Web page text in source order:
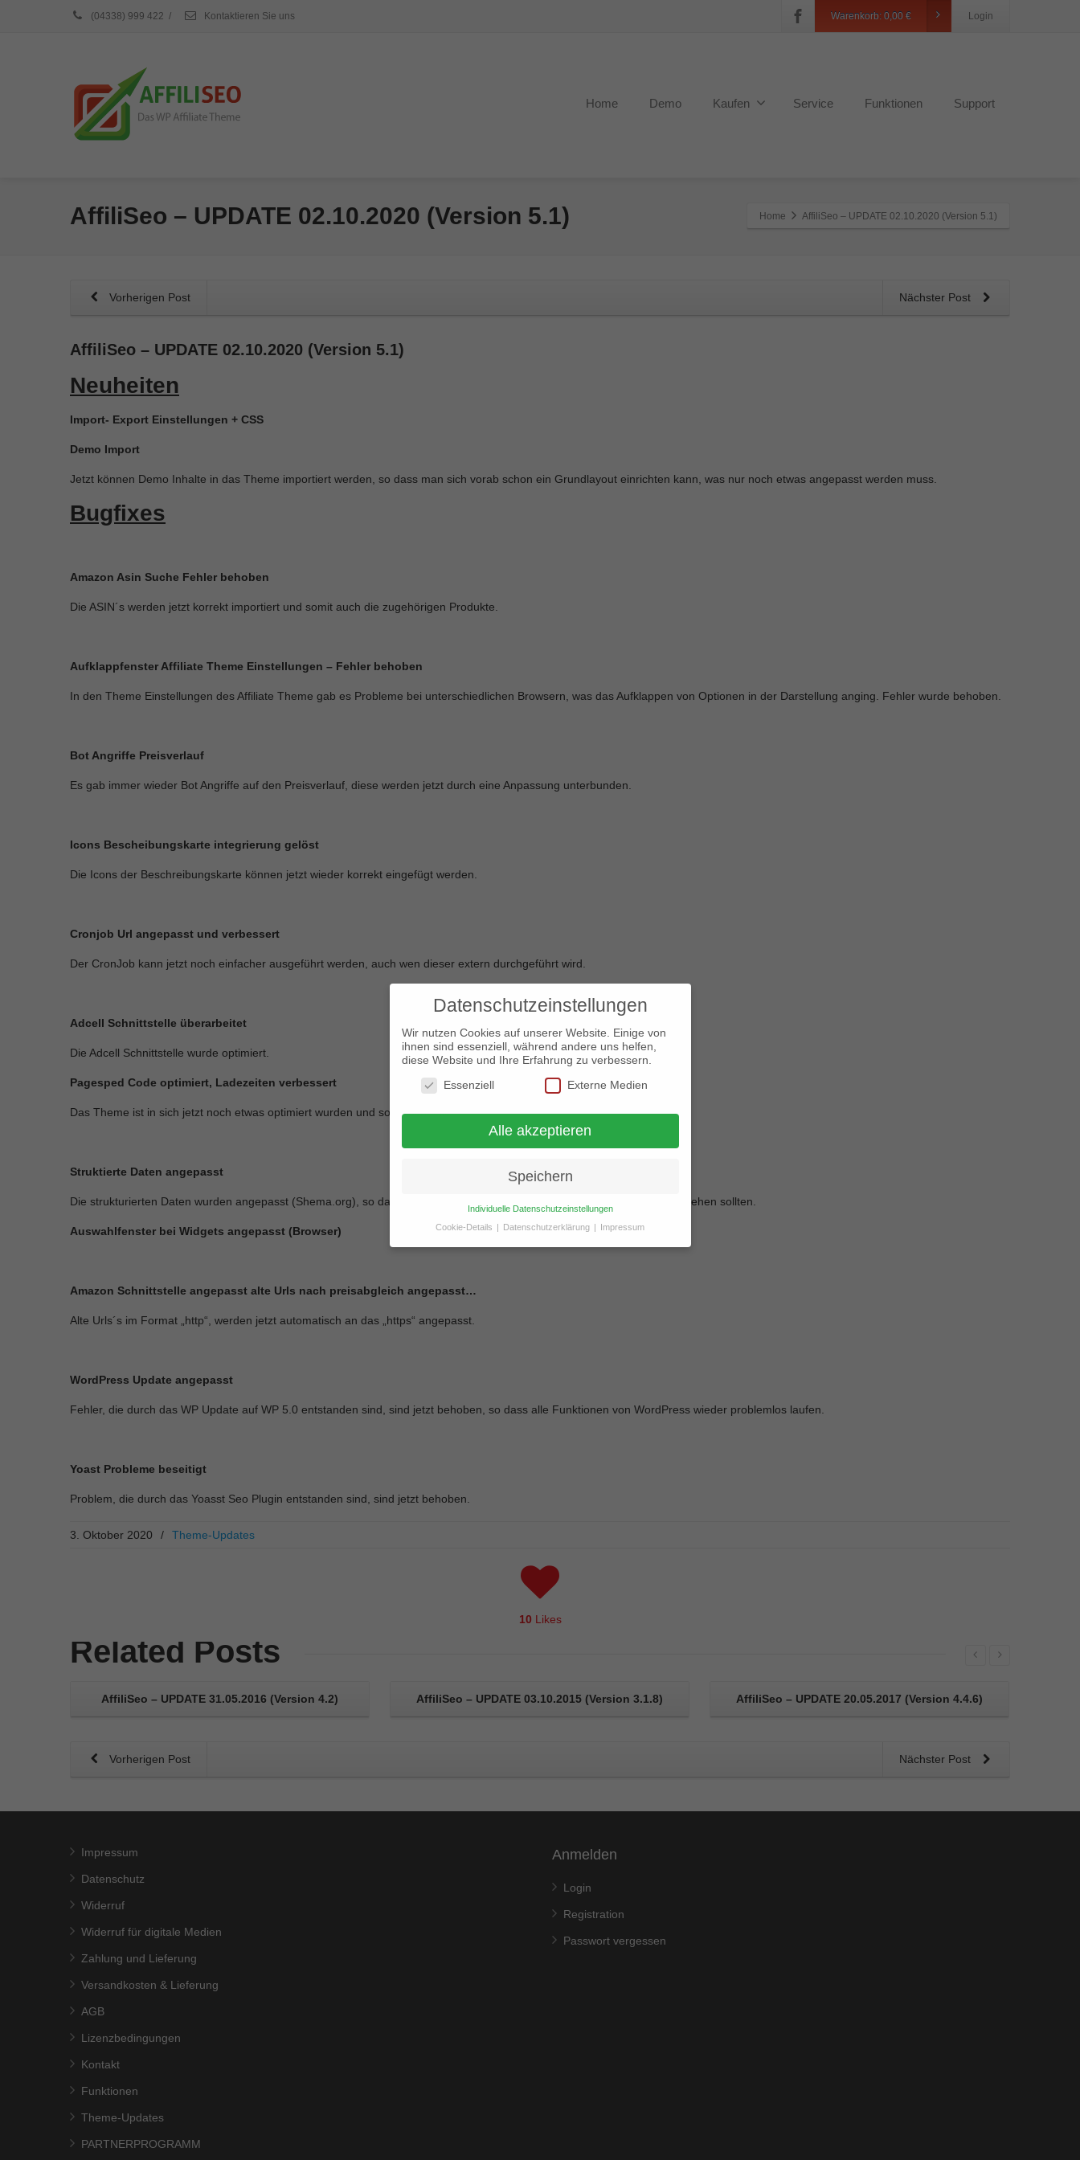
(04338) 999 422 / Kontaktieren Sie uns Warenkorb: 0,00 € Login
Home Demo Kaufen Service Funktionen Support
AffiliSeo – UPDATE 02.10.2020 (Version 5.1) Home AffiliSeo – UPDATE 02.10.2020 (Version 5.1)
Nächster Post
Vorherigen Post
AffiliSeo – UPDATE 02.10.2020 (Version 5.1)
Neuheiten
Import- Export Einstellungen + CSS
Demo Import
Jetzt können Demo Inhalte in das Theme importiert werden, so dass man sich vorab schon ein Grundlayout einrichten kann, was nur noch etwas angepasst werden muss.
Bugfixes
Amazon Asin Suche Fehler behoben
Die ASIN´s werden jetzt korrekt importiert und somit auch die zugehörigen Produkte.
Aufklappfenster Affiliate Theme Einstellungen – Fehler behoben
In den Theme Einstellungen des Affiliate Theme gab es Probleme bei unterschiedlichen Browsern, was das Aufklappen von Optionen in der Darstellung anging. Fehler wurde behoben.
Bot Angriffe Preisverlauf
Es gab immer wieder Bot Angriffe auf den Preisverlauf, diese werden jetzt durch eine Anpassung unterbunden.
Icons Bescheibungskarte integrierung gelöst
Die Icons der Beschreibungskarte können jetzt wieder korrekt eingefügt werden.
Cronjob Url angepasst und verbessert
Der CronJob kann jetzt noch einfacher ausgeführt werden, auch wen dieser extern durchgeführt wird.
Adcell Schnittstelle überarbeitet
Die Adcell Schnittstelle wurde optimiert.
Pagesped Code optimiert, Ladezeiten verbessert
Das Theme ist in sich jetzt noch etwas optimiert wurden und somit schneller.
Struktierte Daten angepasst
Die strukturierten Daten wurden angepasst (Shema.org), so dass jetzt keine Fehlermeldungen in der SearchConsole entstehen sollten.
Auswahlfenster bei Widgets angepasst (Browser)
Amazon Schnittstelle angepasst alte Urls nach preisabgleich angepasst…
Alte Urls´s im Format „http“, werden jetzt automatisch an das „https“ angepasst.
WordPress Update angepasst
Fehler, die durch das WP Update auf WP 5.0 entstanden sind, sind jetzt behoben, so dass alle Funktionen von WordPress wieder problemlos laufen.
Yoast Probleme beseitigt
Problem, die durch das Yoasst Seo Plugin entstanden sind, sind jetzt behoben.
3. Oktober 2020 / Theme-Updates
10 Likes
Related Posts
AffiliSeo – UPDATE 31.05.2016 (Version 4.2) AffiliSeo – UPDATE 03.10.2015 (Version 3.1.8) AffiliSeo – UPDATE 20.05.2017 (Version 4.4.6)
Nächster Post
Vorherigen Post
Impressum
Datenschutz
Widerruf
Widerruf für digitale Medien
Zahlung und Lieferung
Versandkosten & Lieferung
AGB
Lizenzbedingungen
Kontakt
Funktionen
Theme-Updates
PARTNERPROGRAMM
Anmelden
Login
Registration
Passwort vergessen
Datenschutzeinstellungen
Wir nutzen Cookies auf unserer Website. Einige von
ihnen sind essenziell, während andere uns helfen,
diese Website und Ihre Erfahrung zu verbessern.
Essenziell
Externe Medien
Alle akzeptieren
Speichern
Individuelle Datenschutzeinstellungen
Cookie-Details
Datenschutzerklärung Impressum
Datenschutzeinstellungen
Cookies. Sie können Ihre Einwilligung zu ganzen
Kategorien geben oder sich weitere Informationen
auswählen.
erforderlich.
Inhalte von Videoplattformen und Social-Media-Plattformen
werden standardmäßig blockiert. Wenn Cookies von
externen Medien akzeptiert werden, bedarf der Zugriff auf